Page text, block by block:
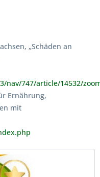
„Schäden an
nav/747/article/14532/
Ernährung,
mit